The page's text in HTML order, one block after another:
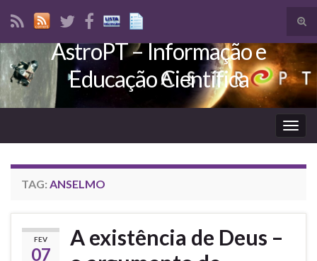
Search for:
AstroPT – Informação e
Educação Científica
TAG: ANSELMO
FEV
07
A existência de Deus –